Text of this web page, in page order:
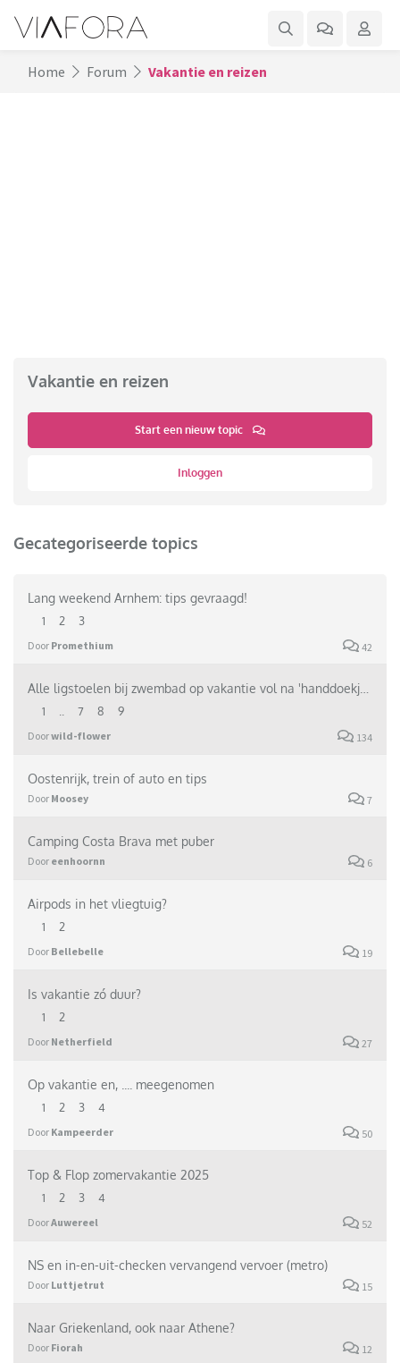
Home Forum Vakantie en reizen
Vakantie en reizen
Start een nieuw topic
Inloggen
Gecategoriseerde topics
Lang weekend Arnhem: tips gevraagd!
1 2 3
Door Promethium 42
1 7 8 9
Doorwild-flower 134
Oostenrijk, trein of auto en tips
Door Moosey 7
Camping Costa Brava met puber
Door eenhoornn 6
Airpods in het vliegtuig?
1 2
Door Bellebelle 19
Is vakantie zó duur?
1 2
Door Netherfield 27
Op vakantie en, .... meegenomen
1 2 3 4
Door Kampeerder 50
Top & Flop zomervakantie 2025
1 2 3 4
DoorAuwereel 52
NS en in-en-uit-checken vervangend vervoer (metro)
Door Luttjetrut 15
Naar Griekenland, ook naar Athene?
Door Fiorah 12